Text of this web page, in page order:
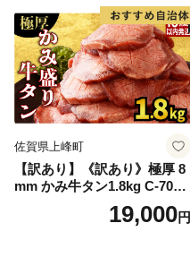
厚切り タン
佐賀県上峰町
【訳あり】《訳あり》極厚 8
mm かみ牛タン1.8kg C-709-
19,000円